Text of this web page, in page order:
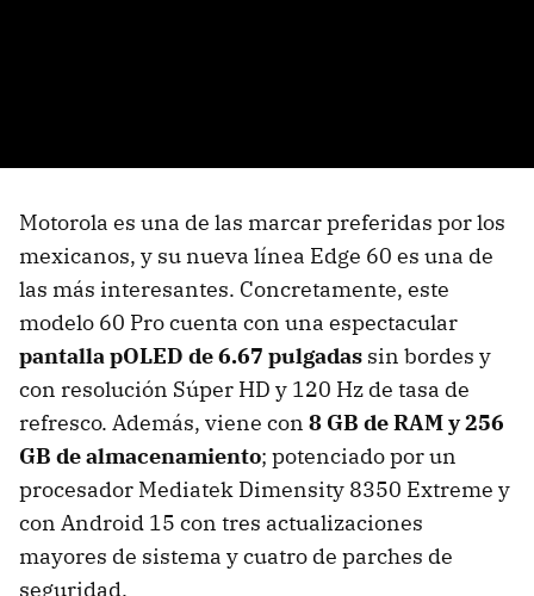
Motorola es una de las marcar preferidas por los
mexicanos, y su nueva línea Edge 60 es una de
las más interesantes. Concretamente, este
modelo 60 Pro cuenta con una espectacular
pantalla pOLED de 6.67 pulgadas sin bordes y
con resolución Súper HD y 120 Hz de tasa de
refresco. Además, viene con 8 GB de RAM y 256
GB de almacenamiento; potenciado por un
procesador Mediatek Dimensity 8350 Extreme y
con Android 15 con tres actualizaciones
mayores de sistema y cuatro de parches de
seguridad.